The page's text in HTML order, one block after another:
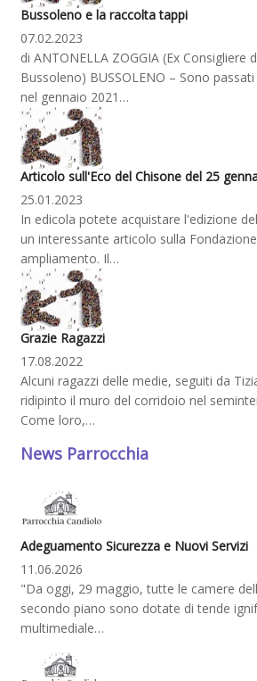
Bussoleno e la raccolta tappi
07.02.2023
di ANTONELLA ZOGGIA (Ex Consigliere
Bussoleno) BUSSOLENO – Sono
nel gennaio 2021…
Articolo sull'Eco del Chisone del 25
25.01.2023
In edicola potete acquistare l'edizione
un interessante articolo sulla
ampliamento. Il…
Grazie Ragazzi
17.08.2022
Alcuni ragazzi delle medie, seguiti da
ridipinto il muro del corridoio nel
Come loro,…
News Parrocchia
Adeguamento Sicurezza e Nuovi Servizi
11.06.2026
"Da oggi, 29 maggio, tutte le camere
secondo piano sono dotate di tende
multimediale…